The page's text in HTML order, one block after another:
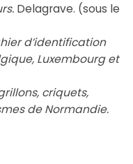
Delagrave. (sous le
d’identification
Luxembourg et
criquets,
de Normandie.